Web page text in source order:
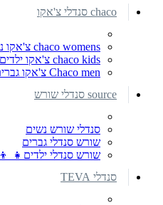
chaco סנדלי צ'אקו
chaco womens צ'אקו נשים
chaco kids צ'אקו ילדים 👧 👦
Chaco men צ'אקו גברים
source סנדלי שורש
סנדלי שורש נשים
שורש סנדלי גברים
שורש סנדלי ילדים👧 👦
סנדלי TEVA